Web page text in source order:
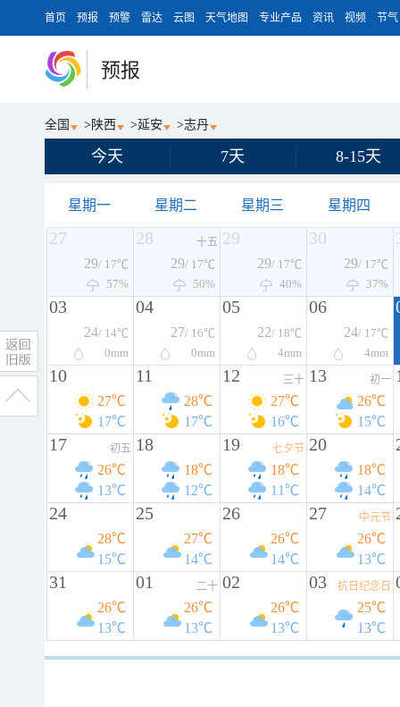
首页 预报 预警 雷达 云图 天气地图 专业产品 资讯 视频 节气
预报
全国 > 陕西 >延安 >志丹
今天 7天 8-15天
星期一 星期二 星期三 星期四
27
29/ 17℃
57%
28 十五
29/ 17℃
50%
29
29/ 17℃
40%
30
29/ 17℃
37%
03
24/ 14℃
0mm
04
27/ 16℃
0mm
05
22/ 18℃
4mm
06
24/ 17℃
4mm
10
27℃
17℃
11
28℃
17℃
12 三十
27℃
16℃
13 初一
26℃
15℃
17 初五
26℃
13℃
18
18℃
12℃
19 七夕节
18℃
11℃
20
18℃
14℃
24
28℃
15℃
25
27℃
14℃
26
26℃
14℃
27 中元节
26℃
13℃
31
26℃
13℃
01 二十
26℃
13℃
02
26℃
13℃
03 抗日纪念日
25℃
13℃